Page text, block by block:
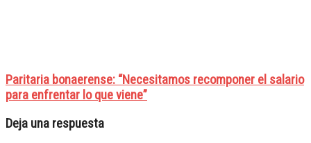
Paritaria bonaerense: “Necesitamos recomponer el salario
para enfrentar lo que viene”
Deja una respuesta